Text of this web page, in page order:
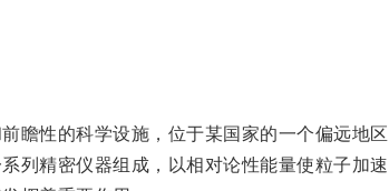
性的科学设施，位于某国家的一个偏远地区
精密仪器组成，以相对论性能量使粒子加速